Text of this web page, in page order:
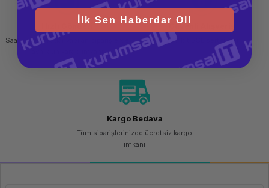
Hızlı Gönderi
Saat 15.00'a kadar yapılan siparişlerde
Güvenli Alışveriş
256 bit SSL sertifikası
Kargo Bedava
Tüm siparişlerinizde ücretsiz kargo
imkanı
İlk Sen Haberdar Ol!